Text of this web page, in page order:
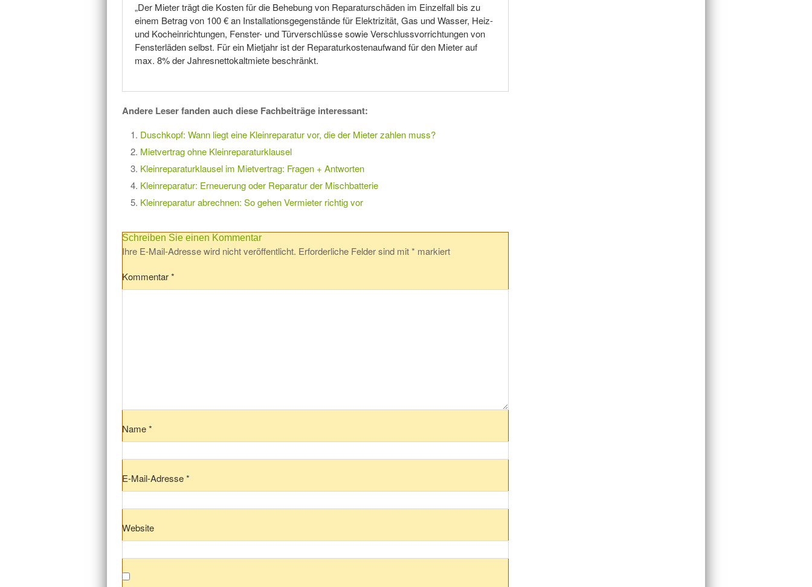
„Der Mieter trägt die Kosten für die Behebung von Reparaturschäden im Einzelfall bis zu
einem Betrag von 100 € an Installationsgegenstände für Elektrizität, Gas und Wasser, Heiz-
und Kocheinrichtungen, Fenster- und Türverschlüsse sowie Verschlussvorrichtungen von
Fensterläden selbst. Für ein Mietjahr ist der Reparaturkostenaufwand für den Mieter auf
max. 8% der Jahresnettokaltmiete beschränkt.
Andere Leser fanden auch diese Fachbeiträge interessant:
Duschkopf: Wann liegt eine Kleinreparatur vor, die der Mieter zahlen muss?
Mietvertrag ohne Kleinreparaturklausel
Kleinreparaturklausel im Mietvertrag: Fragen + Antworten
Kleinreparatur: Erneuerung oder Reparatur der Mischbatterie
Kleinreparatur abrechnen: So gehen Vermieter richtig vor
Schreiben Sie einen Kommentar
Ihre E-Mail-Adresse wird nicht veröffentlicht. Erforderliche Felder sind mit* markiert
Kommentar*
Name*
E-Mail-Adresse*
Website